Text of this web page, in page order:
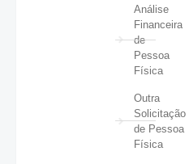
Análise
Financeira
de
Pessoa
Física
Outra
Solicitação
de Pessoa
Física